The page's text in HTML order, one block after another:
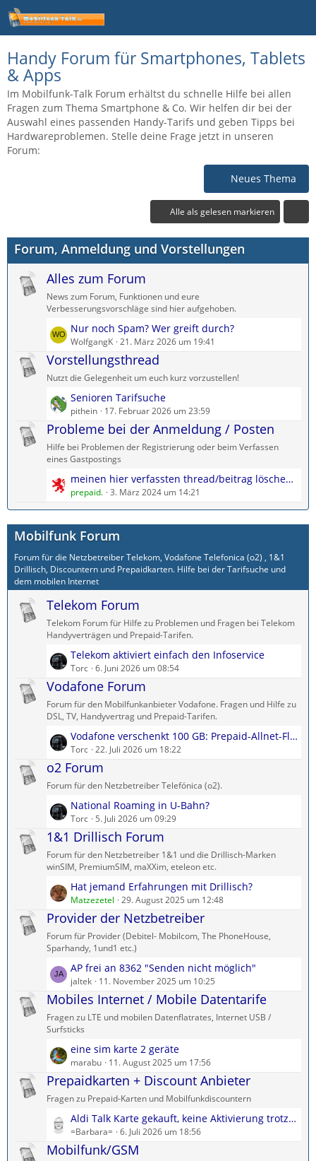
Handy Forum für Smartphones, Tablets
& Apps
Im Mobilfunk-Talk Forum erhältst du schnelle Hilfe bei allen
Fragen zum Thema Smartphone & Co. Wir helfen dir bei der
Auswahl eines passenden Handy-Tarifs und geben Tipps bei
Hardwareproblemen. Stelle deine Frage jetzt in unseren
Forum:
Neues Thema
Alle als gelesen markieren
Forum, Anmeldung und Vorstellungen
Alles zum Forum
News zum Forum, Funktionen und eure
Verbesserungsvorschläge sind hier aufgehoben.
L
e
t
t
e
B
e
i
t
ä
e
Nur noch Spam? Wer greift durch?
WolfgangK 21. März 2026 um 19:41
Vorstellungsthread
Nutzt die Gelegenheit um euch kurz vorzustellen!
L
e
t
t
B
e
i
t
r
ä
g
e
Senioren Tarifsuche
pithein 17. Februar 2026 um 23:59
Probleme bei der Anmeldung / Posten
Hilfe bei Problemen der Registrierung oder beim Verfassen
eines Gastpostings
L
e
t
z
t
B
e
i
t
r
ä
e
meinen hier verfassten thread/beitrag löschen als gast?
prepaid. 3. März 2024 um 14:21
Mobilfunk Forum
Forum für die Netzbetreiber Telekom, Vodafone Telefonica (o2) , 1&1
Drillisch, Discountern und Prepaidkarten. Hilfe bei der Tarifsuche und
dem mobilen Internet
Telekom Forum
Telekom Forum für Hilfe zu Problemen und Fragen bei Telekom
Handyverträgen und Prepaid-Tarifen.
L
e
t
t
B
e
i
t
ä
g
e
Telekom aktiviert einfach den Infoservice
Torc 6. Juni 2026 um 08:54
Vodafone Forum
Forum für den Mobilfunkanbieter Vodafone. Fragen und Hilfe zu
DSL, TV, Handyvertrag und Prepaid-Tarifen.
L
e
t
t
e
B
e
i
t
ä
g
e
Vodafone verschenkt 100 GB: Prepaid-Allnet-Flat kostenlos testen
Torc 22. Juli 2026 um 18:22
o2 Forum
Forum für den Netzbetreiber Telefónica (o2).
L
e
t
t
B
e
i
t
r
g
National Roaming in U-Bahn?
Torc 5. Juli 2026 um 09:29
1&1 Drillisch Forum
Forum für den Netzbetreiber 1&1 und die Drillisch-Marken
winSIM, PremiumSIM, maXXim, eteleon etc.
L
e
t
t
e
B
e
i
t
r
g
Hat jemand Erfahrungen mit Drillisch?
Matzezetel 29. August 2025 um 12:48
Provider der Netzbetreiber
Forum für Provider (Debitel- Mobilcom, The PhoneHouse,
Sparhandy, 1und1 etc.)
L
e
t
t
B
e
i
t
ä
g
e
AP frei an 8362 "Senden nicht möglich"
jaltek 11. November 2025 um 10:25
Mobiles Internet / Mobile Datentarife
Fragen zu LTE und mobilen Datenflatrates, Internet USB /
Surfsticks
L
e
t
t
e
B
e
eine sim karte 2 geräte
marabu 11. August 2025 um 17:56
Prepaidkarten + Discount Anbieter
Fragen zu Prepaid-Karten und Mobilfunkdiscountern
L
e
t
Aldi Talk Karte gekauft, keine Aktivierung trotz erhaltener Email
=Barbara= 6. Juli 2026 um 18:56
Mobilfunk/GSM